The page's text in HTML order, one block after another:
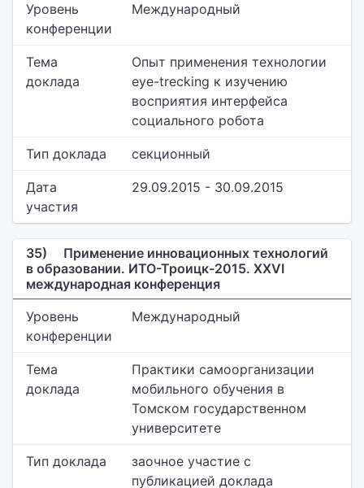
Уровень
конференции
Международный
Тема
доклада
Опыт применения технологии
eye-trecking к изучению
восприятия интерфейса
социального робота
Тип доклада секционный
Дата
участия
29.09.2015 - 30.09.2015
35)
Применение инновационных технологий
в образовании. ИТО-Троицк-2015. XXVI
международная конференция
Уровень
конференции
Международный
Тема
доклада
Практики самоорганизации
мобильного обучения в
Томском государственном
университете
Тип доклада
заочное участие с
публикацией доклада